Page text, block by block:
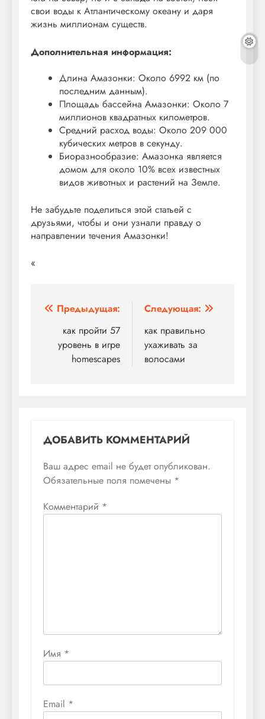
свои воды к Атлантическому океану и даря
жизнь миллионам существ.
Дополнительная информация:
Длина Амазонки: Около 6992 км (по
последним данным).
Площадь бассейна Амазонки: Около 7
миллионов квадратных километров.
Средний расход воды: Около 209 000
кубических метров в секунду.
Биоразнообразие: Амазонка является
домом для около 10% всех известных
видов животных и растений на Земле.
Не забудьте поделиться этой статьей с
друзьями, чтобы и они узнали правду о
направлении течения Амазонки!
«
Навигация
записям
Предыдущая:
как пройти 57
уровень в игре
homescapes
Следующая:
как правильно
ухаживать за
волосами
ДОБАВИТЬ КОММЕНТАРИЙ
Ваш адрес email не будет опубликован.
Обязательные поля помечены *
Комментарий *
Имя *
Email *